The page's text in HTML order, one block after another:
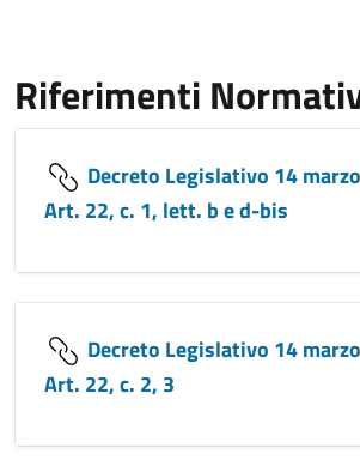
Riferimenti
Decreto Legislativo 14
Art. 22, c. 1, lett. b e d-bis
Decreto Legislativo 14
Art. 22, c. 2, 3